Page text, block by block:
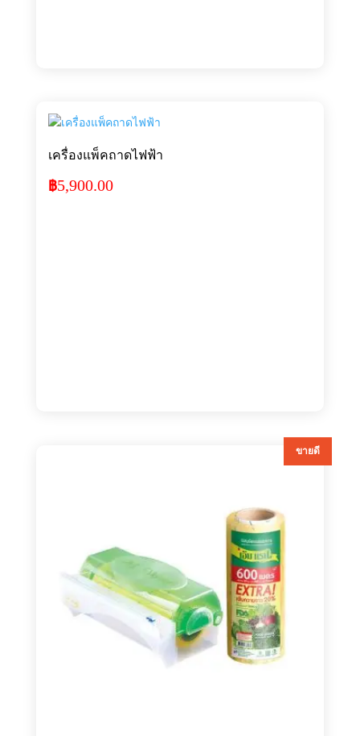
เครื่องแพ็คถาดไฟฟ้า
฿5,900.00
ขายดี